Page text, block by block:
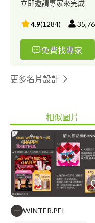
立即邀請專家來完成
4.9(1284)
免費找專家
更多名片設計
相似圖片
WINTER.PEI